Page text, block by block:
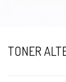
TONER